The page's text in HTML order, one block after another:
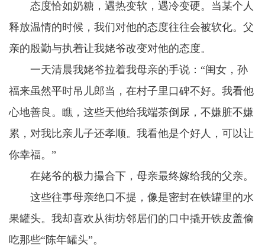
态度恰如奶糖，遇热变软，遇冷变硬。当某个人
释放温情的时候，我们对他的态度往往会被软化。父
亲的殷勤与执着让我姥爷改变对他的态度。
一天清晨我姥爷拉着我母亲的手说：“闺女，孙
福来虽然平时吊儿郎当，在村子里口碑不好。我看他
心地善良。瞧，这些天他给我端茶倒尿，不嫌脏不嫌
累，对我比亲儿子还孝顺。我看他是个好人，可以让
你幸福。”
在姥爷的极力撮合下，母亲最终嫁给我的父亲。
这些往事母亲绝口不提，像是密封在铁罐里的水
果罐头。我却喜欢从街坊邻居们的口中撬开铁皮盖偷
吃那些“陈年罐头”。